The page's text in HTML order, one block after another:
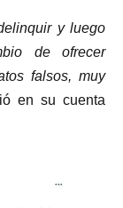
y luego
de ofrecer
falsos, muy
en su cuenta